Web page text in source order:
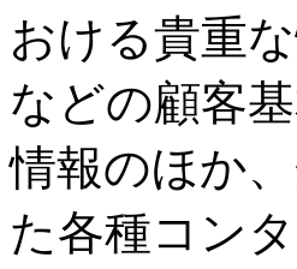
おける貴重
などの顧客
情報のほか
た各種コン